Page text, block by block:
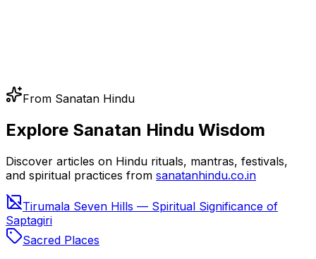
From Sanatan Hindu
Explore Sanatan Hindu Wisdom
Discover articles on Hindu rituals, mantras, festivals,
and spiritual practices from sanatanhindu.co.in
Tirumala Seven Hills — Spiritual Significance of
Saptagiri
Sacred Places